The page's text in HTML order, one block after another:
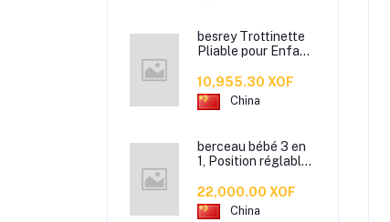
besrey Trottinette
Pliable pour Enfant
Trottinette Enfant
3 Roues débutante
avec Roues
Hauteur réglable
10,955.30 XOF
China
berceau bébé 3 en
1, Position réglable
matelas et
moustiquaire
22,000.00 XOF
China